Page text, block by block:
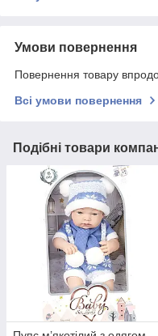
Умови повернення
Повернення товару
Всі умови повернення
Подібні товари